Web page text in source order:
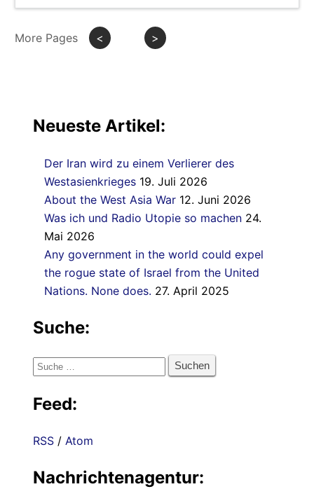
More Pages < >
Neueste Artikel:
Der Iran wird zu einem Verlierer des
Westasienkrieges 19. Juli 2026
About the West Asia War 12. Juni 2026
Was ich und Radio Utopie so machen 24.
Mai 2026
Any government in the world could expel
the rogue state of Israel from the United
Nations. None does. 27. April 2025
Suche:
Suche
Feed:
RSS / Atom
Nachrichtenagentur: